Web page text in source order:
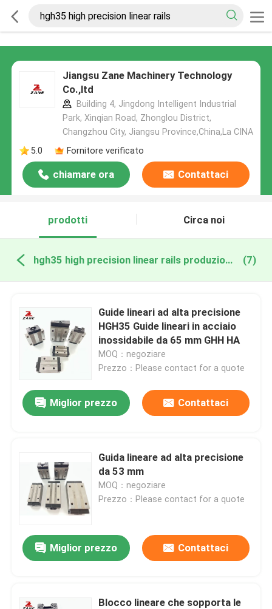
Jiangsu Zane Machinery Technology
Co.,ltd
Building 4, Jingdong Intelligent Industrial
Park, Xinqian Road, Zhonglou District,
Changzhou City, Jiangsu Province,China,La CINA
5.0
Fornitore verificato
chiamare ora Contattaci
prodotti Circa noi
hgh35 high precision linear rails produzione online (7)
Guide lineari ad alta precisione
HGH35 Guide lineari in acciaio
inossidabile da 65 mm GHH HA
MOQ：negoziare
Prezzo：Please contact for a quote
Miglior prezzo Contattaci
Guida lineare ad alta precisione
da 53 mm
MOQ：negoziare
Prezzo：Please contact for a quote
Miglior prezzo Contattaci
Blocco lineare che sopporta le